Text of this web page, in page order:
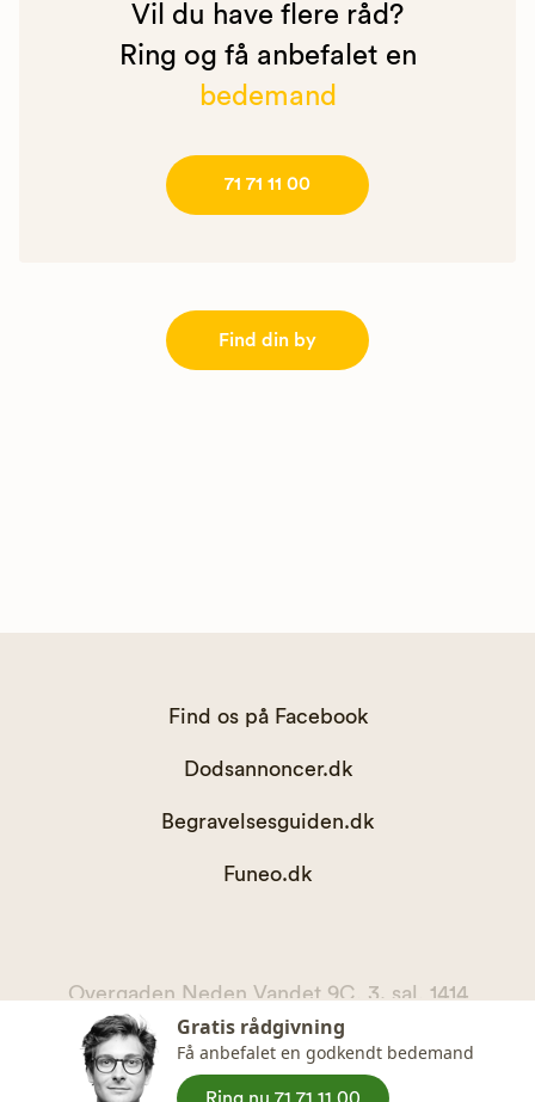
Vil du have flere råd?
Ring og få anbefalet en
bedemand
71 71 11 00
Find din by
Find os på Facebook
Dodsannoncer.dk
Begravelsesguiden.dk
Funeo.dk
Overgaden Neden Vandet 9C, 3. sal, 1414
København K
kontakt@begravelsesguiden.dk, telefon 71 71 11 00
CVR. 36065567
Gratis rådgivning
Få anbefalet en godkendt bedemand